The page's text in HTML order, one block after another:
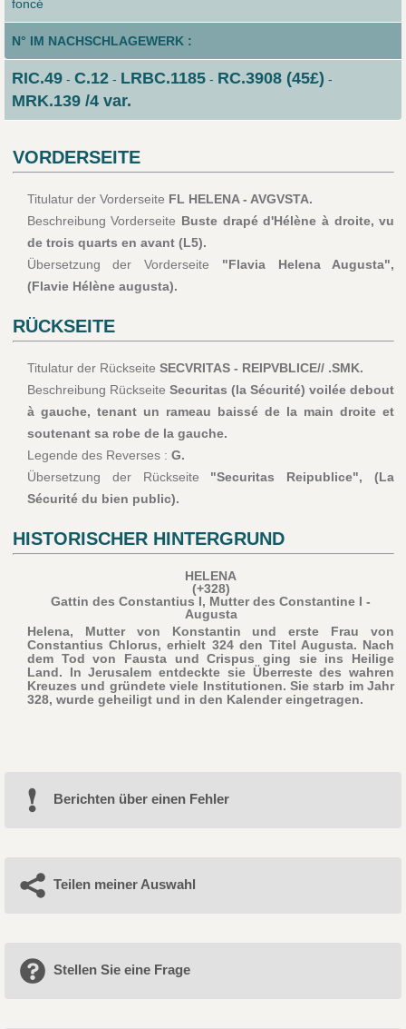
foncé
N° IM NACHSCHLAGEWERK :
RIC.49- C.12- LRBC.1185- RC.3908 (45£) -
MRK.139 /4 var.
VORDERSEITE
Titulatur der Vorderseite FL HELENA - AVGVSTA.
Beschreibung Vorderseite Buste drapé d'Hélène à droite, vu
de trois quarts en avant (L5).
Übersetzung der Vorderseite "Flavia Helena Augusta",
(Flavie Hélène augusta).
RÜCKSEITE
Titulatur der Rückseite SECVRITAS - REIPVBLICE// .SMK.
Beschreibung Rückseite Securitas (la Sécurité) voilée debout
à gauche, tenant un rameau baissé de la main droite et
soutenant sa robe de la gauche.
Legende des Reverses : G.
Übersetzung der Rückseite "Securitas Reipublice", (La
Sécurité du bien public).
HISTORISCHER HINTERGRUND
HELENA
(+328)
Gattin des Constantius I, Mutter des Constantine I -
Augusta
Helena, Mutter von Konstantin und erste Frau von
Constantius Chlorus, erhielt 324 den Titel Augusta. Nach
dem Tod von Fausta und Crispus ging sie ins Heilige
Land. In Jerusalem entdeckte sie Überreste des wahren
Kreuzes und gründete viele Institutionen. Sie starb im Jahr
328, wurde geheiligt und in den Kalender eingetragen.
Berichten über einen Fehler
Teilen meiner Auswahl
Stellen Sie eine Frage